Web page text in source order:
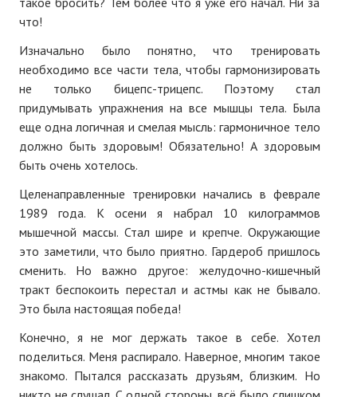
что!
Изначально было понятно, что тренировать
необходимо все части тела, чтобы гармонизировать
не только бицепс-трицепс. Поэтому стал
придумывать упражнения на все мышцы тела. Была
еще одна логичная и смелая мысль: гармоничное тело
должно быть здоровым! Обязательно! А здоровым
быть очень хотелось.
Целенаправленные тренировки начались в феврале
1989 года. К осени я набрал 10 килограммов
мышечной массы. Стал шире и крепче. Окружающие
это заметили, что было приятно. Гардероб пришлось
сменить. Но важно другое: желудочно-кишечный
тракт беспокоить перестал и астмы как не бывало.
Это была настоящая победа!
Конечно, я не мог держать такое в себе. Хотел
поделиться. Меня распирало. Наверное, многим такое
знакомо. Пытался рассказать друзьям, близким. Но